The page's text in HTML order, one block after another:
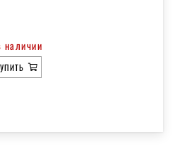
наличии